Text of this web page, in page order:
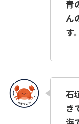
青
ん
す。
石
き